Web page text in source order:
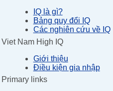
IQ là gì?
Bảng quy đổi IQ
Các nghiên cứu về IQ
Viet Nam High IQ
Giới thiệu
Điều kiện gia nhập
Primary links